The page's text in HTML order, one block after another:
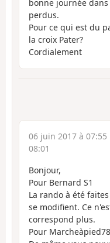
bonne journée
perdus.
Pour ce qui est du
la croix Pater?
Cordialement
06 juin 2017 à 07:55
08:01
Bonjour,
Pour Bernard S1
La rando à été
se modifient. Ce
correspond plus.
Pour Marcheàpied78